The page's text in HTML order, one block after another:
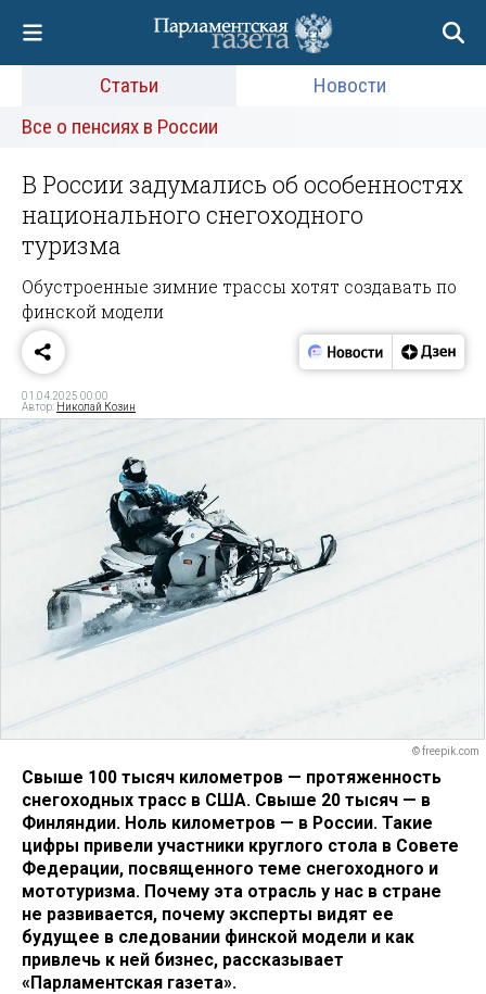
Статьи
Новости
Все о пенсиях в России
В России задумались об особенностях
национального снегоходного
туризма
Обустроенные зимние трассы хотят создавать по
финской модели
01.04.2025 00:00
Автор: Николай Козин
© freepik.com
Свыше 100 тысяч километров — протяженность
снегоходных трасс в США. Свыше 20 тысяч — в
Финляндии. Ноль километров — в России. Такие
цифры привели участники круглого стола в Совете
Федерации, посвященного теме снегоходного и
мототуризма. Почему эта отрасль у нас в стране
не развивается, почему эксперты видят ее
будущее в следовании финской модели и как
привлечь к ней бизнес, рассказывает
«Парламентская газета».